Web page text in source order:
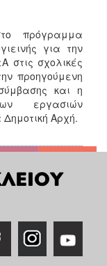
πρόγραμμα
για την
στις σχολικές
προηγούμενη
και η
εργασιών
Αρχή.